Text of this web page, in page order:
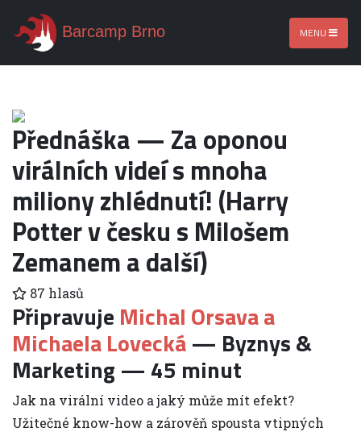
Barcamp Brno MENU
Přednáška — Za oponou
virálních videí s mnoha
miliony zhlédnutí! (Harry
Potter v česku s Milošem
Zemanem a další)
87 hlasů
Připravuje Michal Orsava a
Michaela Lovecká— Byznys &
Marketing — 45 minut
Jak na virální video a jaký může mít efekt?
Užitečné know-how a zárověň spousta vtipných